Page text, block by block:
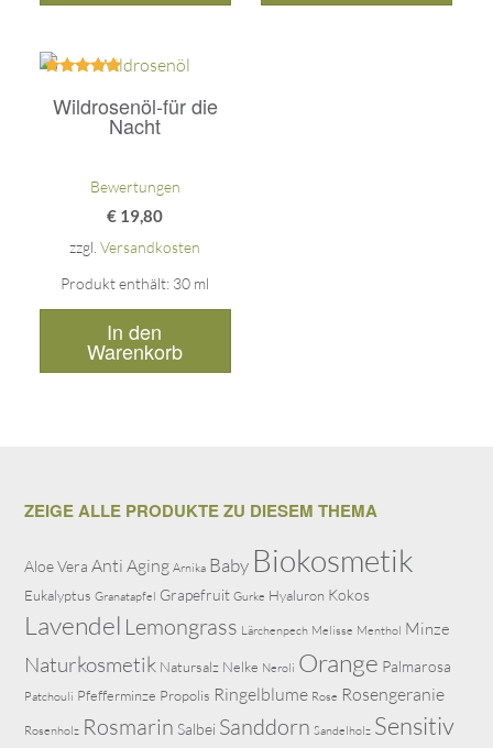
Wildrosenöl-für die
Nacht
mit
5.00
Bewertungen
€ 19,80
zzgl.Versandkosten
Produkt enthält: 30 ml
In den
Warenkorb
ZEIGE ALLE PRODUKTE ZU DIESEM THEMA
Aloe Vera Anti Aging Arnika Baby Biokosmetik
Eukalyptus Granatapfel Grapefruit Gurke Hyaluron Kokos
Lavendel Lemongrass Lärchenpech Melisse Menthol Minze
Naturkosmetik Natursalz Nelke Neroli Orange Palmarosa
Patchouli Pfefferminze Propolis Ringelblume Rose Rosengeranie
Rosenholz Rosmarin Salbei Sanddorn Sandelholz Sensitiv